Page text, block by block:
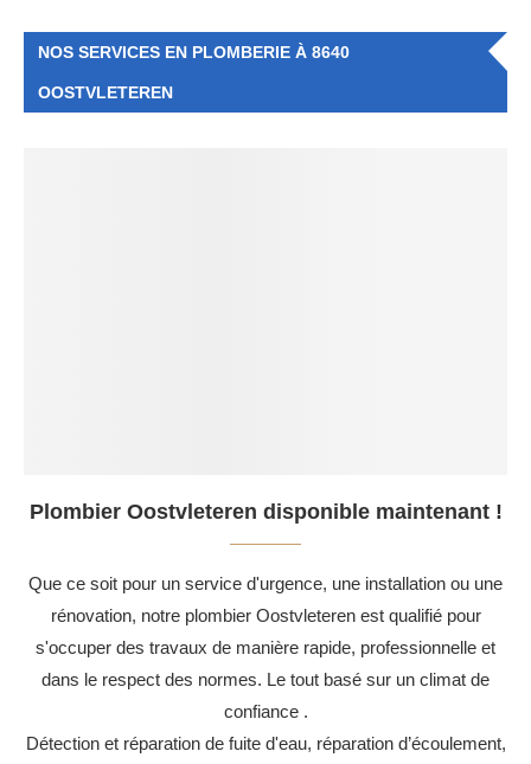
NOS SERVICES EN PLOMBERIE À 8640
OOSTVLETEREN
Plombier Oostvleteren disponible maintenant !
Que ce soit pour un service d'urgence, une installation ou une
rénovation, notre plombier Oostvleteren est qualifié pour
s'occuper des travaux de manière rapide, professionnelle et
dans le respect des normes. Le tout basé sur un climat de
confiance .
Détection et réparation de fuite d'eau, réparation d’écoulement,